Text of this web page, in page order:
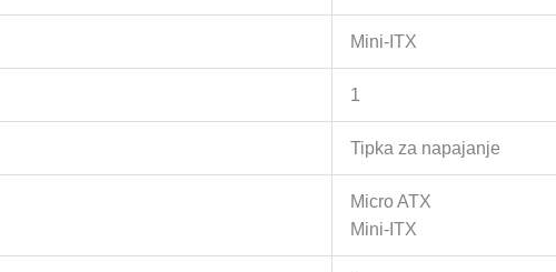
3.2,
USB-
mATX
ATX
x
Mini-ITX
1
Tipka za napajanje
Micro ATX
Mini-ITX